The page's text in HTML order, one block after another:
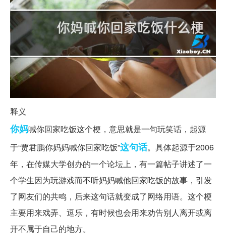
释义
你妈喊你回家吃饭这个梗，意思就是一句玩笑话，起源
于“贾君鹏你妈妈喊你回家吃饭”这句话。具体起源于2006
年，在传媒大学创办的一个论坛上，有一篇帖子讲述了一
个学生因为玩游戏而不听妈妈喊他回家吃饭的故事，引发
了网友们的共鸣，后来这句话就变成了网络用语。这个梗
主要用来戏弄、逗乐，有时候也会用来劝告别人离开或离
开不属于自己的地方。